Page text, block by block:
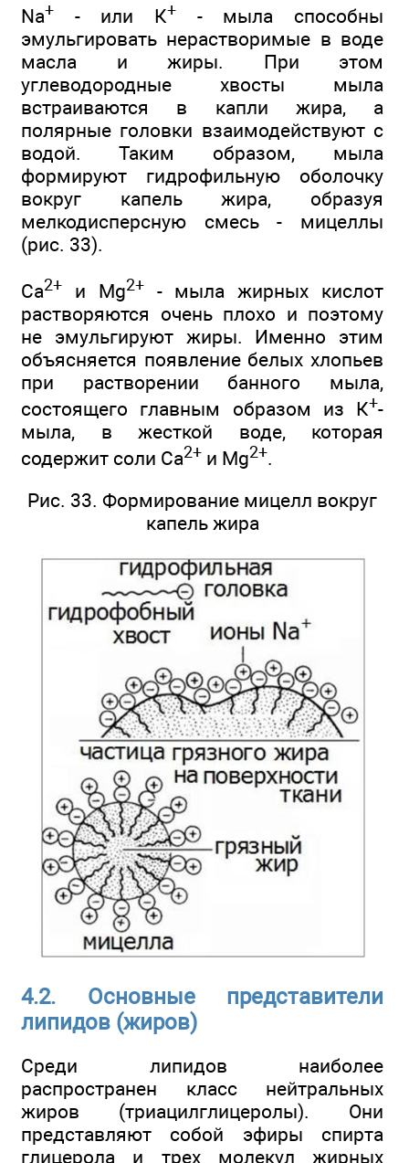
Na+ - или К+
- мыла способны
эмульгировать нерастворимые в воде
масла и жиры. При этом
углеводородные хвосты мыла
встраиваются в капли жира, а
полярные головки взаимодействуют с
водой. Таким образом, мыла
формируют гидрофильную оболочку
вокруг капель жира, образуя
мелкодисперсную смесь - мицеллы
(рис. 33).
Са2+ и Mg2+- мыла жирных кислот
растворяются очень плохо и поэтому
не эмульгируют жиры. Именно этим
объясняется появление белых хлопьев
при растворении банного мыла,
состоящего главным образом из К+-
мыла, в жесткой воде, которая
содержит соли Са2+ и Mg2+.
Рис. 33. Формирование мицелл вокруг
капель жира
4.2. Основные представители
липидов (жиров)
Среди липидов наиболее
распространен класс нейтральных
жиров (триацилглицеролы). Они
представляют собой эфиры спирта
глицерола и трех молекул жирных